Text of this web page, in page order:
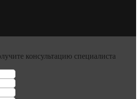
консультацию специалиста